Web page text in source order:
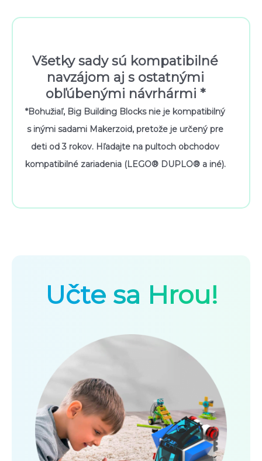
Všetky sady sú kompatibilné
navzájom aj s ostatnými
obľúbenými návrhármi *
*Bohužiaľ, Big Building Blocks nie je kompatibilný
s inými sadami Makerzoid, pretože je určený pre
deti od 3 rokov. Hľadajte na pultoch obchodov
kompatibilné zariadenia (LEGO® DUPLO® a iné).
Učte sa Hrou!